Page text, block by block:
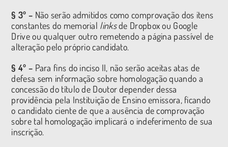
§ 3º – Não serão admitidos como comprovação dos itens
constantes do memorial linksde Dropbox ou Google
Drive ou qualquer outro remetendo a página passível de
alteração pelo próprio candidato.
§ 4º – Para fins do inciso II, não serão aceitas atas de
defesa sem informação sobre homologação quando a
concessão do título de Doutor depender dessa
providência pela Instituição de Ensino emissora, ficando
o candidato ciente de que a ausência de comprovação
sobre tal homologação implicará o indeferimento de sua
inscrição.